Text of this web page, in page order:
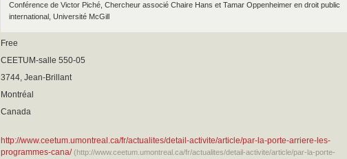
Conférence de Victor Piché, Chercheur associé Chaire Hans et Tamar Oppenheimer en droit public
international, Université McGill
Free
CEETUM-salle 550-05
3744, Jean-Brillant
Montréal
Canada
http://www.ceetum.umontreal.ca/fr/actualites/detail-activite/article/par-la-porte-arriere-les-
programmes-cana/ (http://www.ceetum.umontreal.ca/fr/actualites/detail-activite/article/par-la-porte-